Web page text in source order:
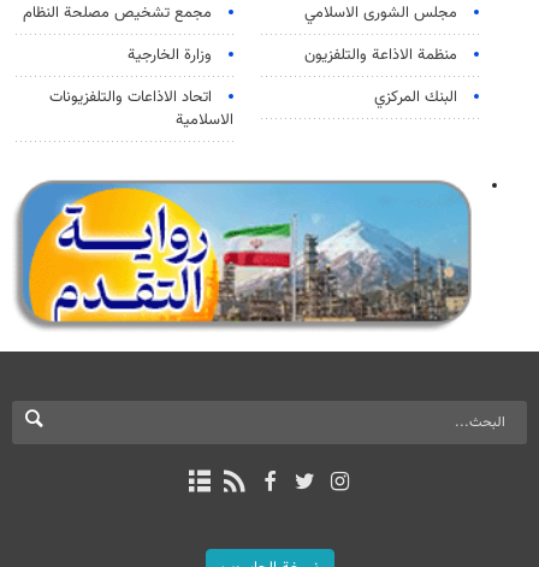
مجلس الشورى الاسلامي
مجمع تشخيص مصلحة النظام
منظمة الاذاعة والتلفزیون
وزارة الخارجية
البنك المركزي
اتحاد الاذاعات والتلفزيونات
الاسلامية